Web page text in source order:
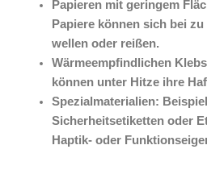
Papieren mit geringem
Papiere können sich bei
wellen oder reißen.
Wärmeempfindlichen
können unter Hitze ihre
Spezialmaterialien:
Sicherheitsetiketten oder
Haptik- oder